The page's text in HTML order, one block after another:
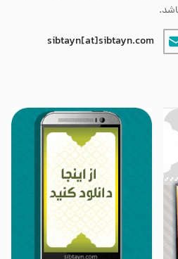
sibtayn[at]sibtayn.com